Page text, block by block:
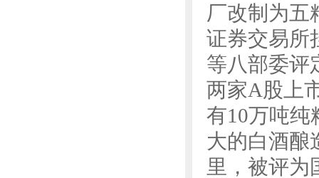
厂改制为五
证券交易所
等八部委评
两家A股上
有10万吨纯
大的白酒酿
里，被评